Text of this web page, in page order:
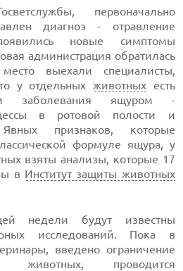
первоначально
диагноз - отравление
новые симптомы
администрация обратилась
выехали специалисты,
у отдельных животных есть
заболевания ящуром -
в ротовой полости и
признаков, которые
формуле ящура, у
взяты анализы, которые 17
в Институт защиты животных
недели будут известны
исследований. Пока в
введено ограничение
животных, проводится